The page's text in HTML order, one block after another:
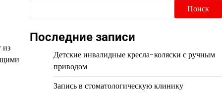
из
Поиск
Последние записи
Детские инвалидные кресла-коляски с ручным
приводом
Запись в стоматологическую клинику